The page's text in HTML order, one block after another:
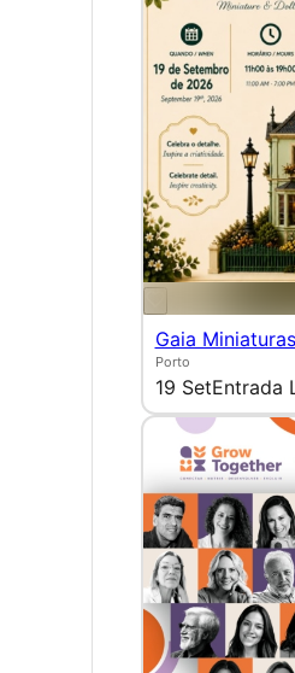
Gaia
Porto
19 SetEntrada